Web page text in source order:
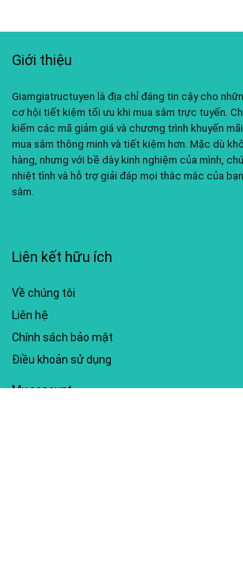
Giới thiệu
Giamgiatructuyen là địa chỉ đáng tin cậy cho
cơ hội tiết kiệm tối ưu khi mua sắm trực tuyến.
kiếm các mã giảm giá và chương trình khuyến
mua sắm thông minh và tiết kiệm hơn. Mặc dù
hàng, nhưng với bề dày kinh nghiệm của mình,
nhiệt tình và hỗ trợ giải đáp mọi thắc mắc của
sắm.
Liên kết hữu ích
Về chúng tôi
Liên hệ
Chính sách bảo mật
Điều khoản sử dụng
My account